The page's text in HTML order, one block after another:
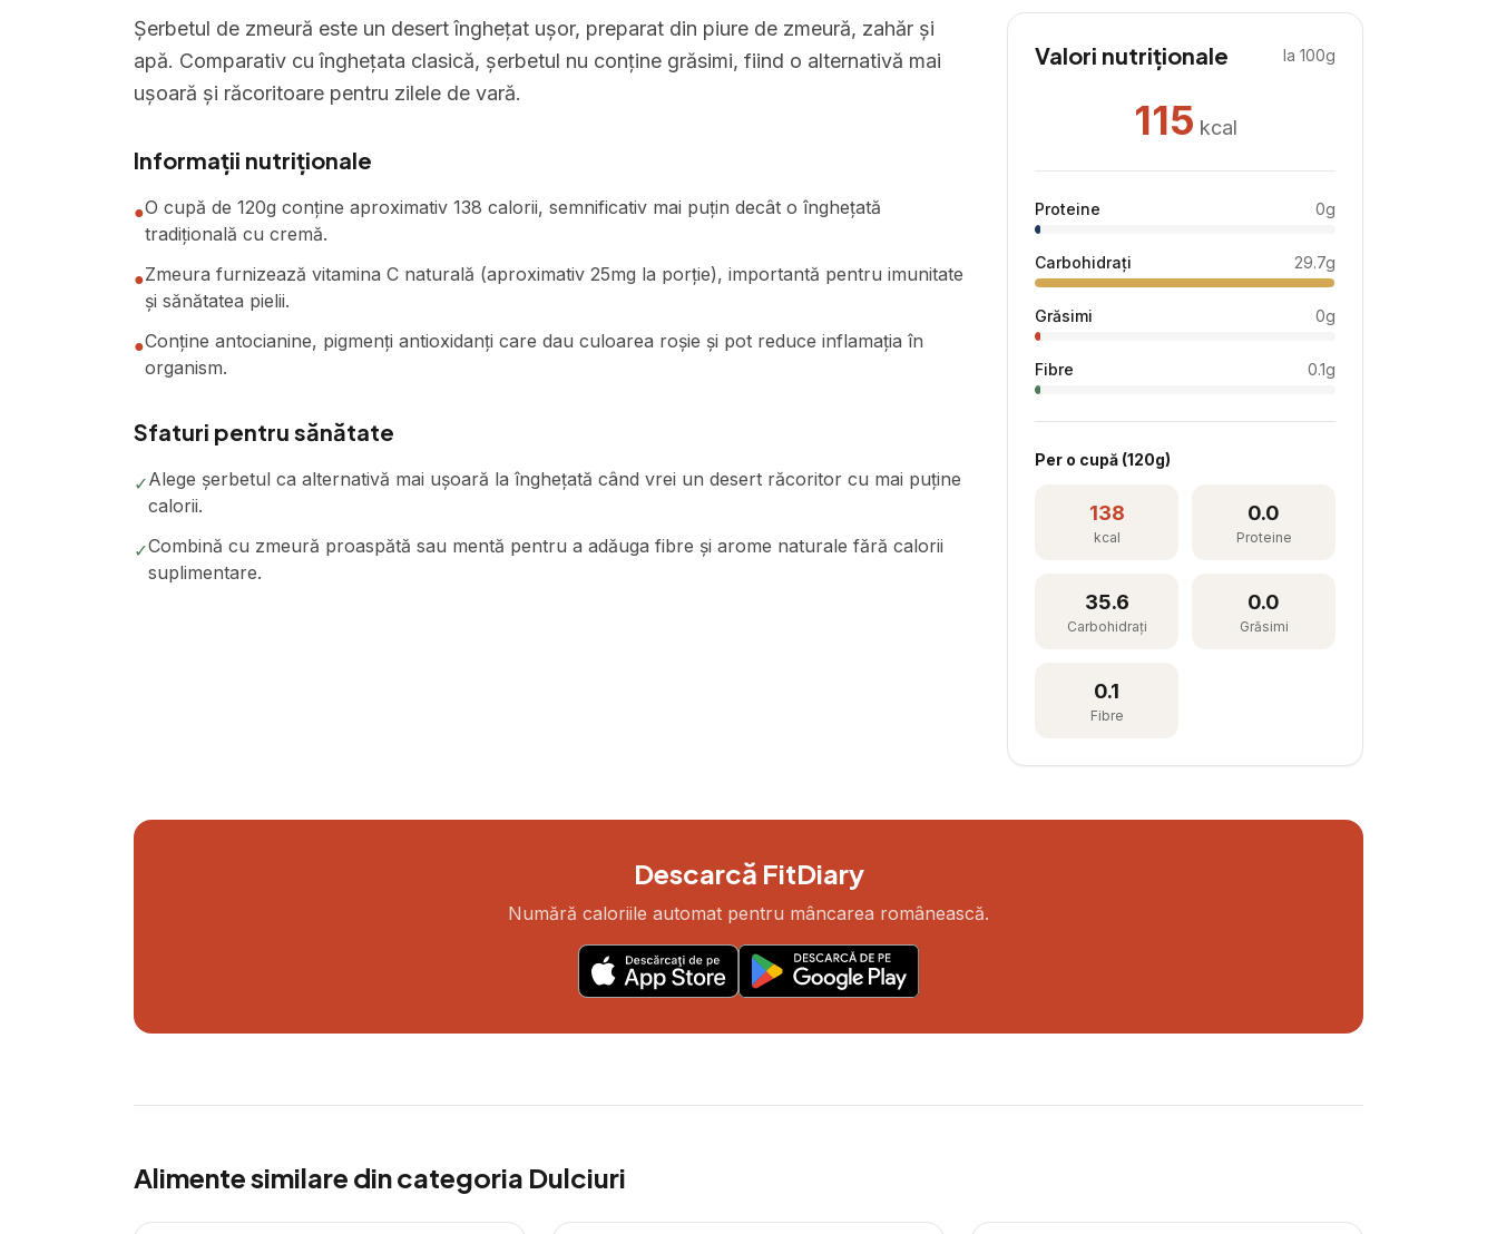
Șerbetul de zmeură este un desert înghețat ușor, preparat din piure de zmeură, zahăr și
apă. Comparativ cu înghețata clasică, șerbetul nu conține grăsimi, fiind o alternativă mai
ușoară și răcoritoare pentru zilele de vară.
Informații nutriționale
●O cupă de 120g conține aproximativ 138 calorii, semnificativ mai puțin decât o înghețată
tradițională cu cremă.
●Zmeura furnizează vitamina C naturală (aproximativ 25mg la porție), importantă pentru imunitate
și sănătatea pielii.
●Conține antocianine, pigmenți antioxidanți care dau culoarea roșie și pot reduce inflamația în
organism.
Sfaturi pentru sănătate
✓Alege șerbetul ca alternativă mai ușoară la înghețată când vrei un desert răcoritor cu mai puține
calorii.
✓Combină cu zmeură proaspătă sau mentă pentru a adăuga fibre și arome naturale fără calorii
suplimentare.
Valori nutriționale la 100g
115 kcal
Proteine 0g
Carbohidrați 29.7g
Grăsimi 0g
Fibre 0.1g
Per o cupă (120g)
138
kcal
0.0
Proteine
35.6
Carbohidrați
0.0
Grăsimi
0.1
Fibre
Descarcă FitDiary
Numără caloriile automat pentru mâncarea românească.
Alimente similare din categoria Dulciuri